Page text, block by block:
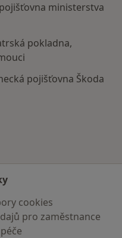
ministerstva
pokladna,
pojišťovna Škoda
cookies
pro zaměstnance